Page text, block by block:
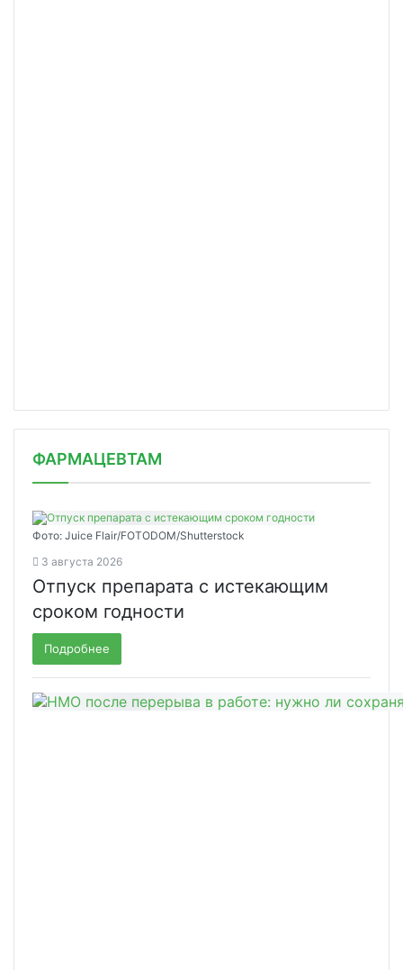
ФАРМАЦЕВТАМ
Фото: Juice Flair/FOTODOM/Shutterstoсk
3 августа 2026
Отпуск препарата с истекающим
сроком годности
Подробнее